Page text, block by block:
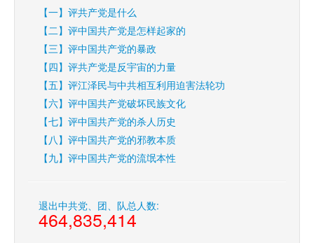
【一】评共产党是什么
【二】评中国共产党是怎样起家的
【三】评中国共产党的暴政
【四】评共产党是反宇宙的力量
【五】评江泽民与中共相互利用迫害法轮功
【六】评中国共产党破坏民族文化
【七】评中国共产党的杀人历史
【八】评中国共产党的邪教本质
【九】评中国共产党的流氓本性
退出中共党、团、队总人数:
464,835,414